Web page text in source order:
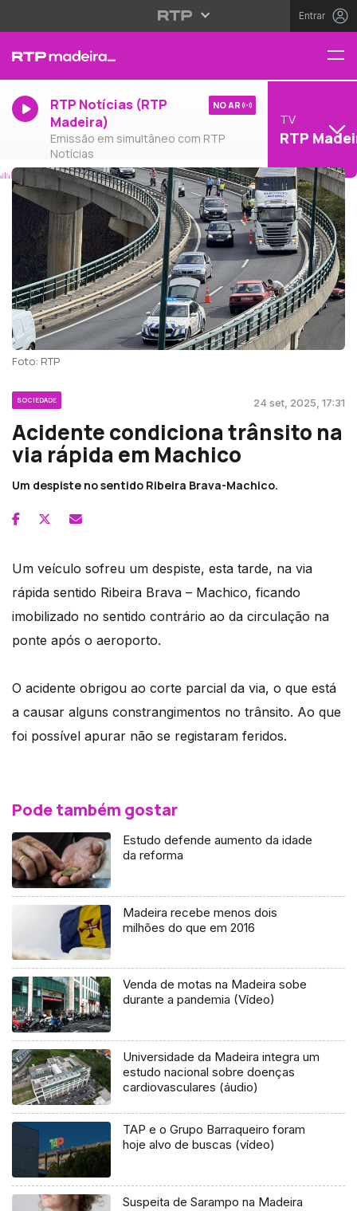
Entrar
RTP Notícias (RTP
Madeira)
Emissão em simultâneo com RTP
Notícias
NO AR
TV
RTP
Foto: RTP
SOCIEDADE 24 set, 2025, 17:31
Acidente condiciona trânsito na
via rápida em Machico
Um despiste no sentido Ribeira Brava-Machico.
Um veículo sofreu um despiste, esta tarde, na via
rápida sentido Ribeira Brava – Machico, ficando
imobilizado no sentido contrário ao da circulação na
ponte após o aeroporto.
O acidente obrigou ao corte parcial da via, o que está
a causar alguns constrangimentos no trânsito. Ao que
foi possível apurar não se registaram feridos.
Pode também gostar
Estudo defende aumento da idade
da reforma
Madeira recebe menos dois
milhões do que em 2016
Venda de motas na Madeira sobe
durante a pandemia (Vídeo)
Universidade da Madeira integra um
estudo nacional sobre doenças
cardiovasculares (áudio)
TAP e o Grupo Barraqueiro foram
hoje alvo de buscas (vídeo)
Suspeita de Sarampo na Madeira